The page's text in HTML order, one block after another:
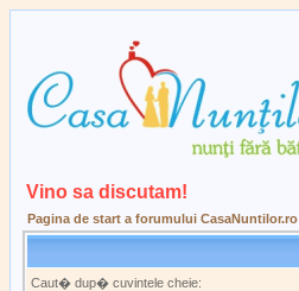
Vino sa discutam!
Pagina de start a forumului CasaNuntilor.ro
Caut� dup� cuvintele cheie: